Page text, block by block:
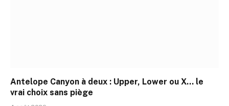
Antelope Canyon à deux : Upper, Lower ou X… le
vrai choix sans piège